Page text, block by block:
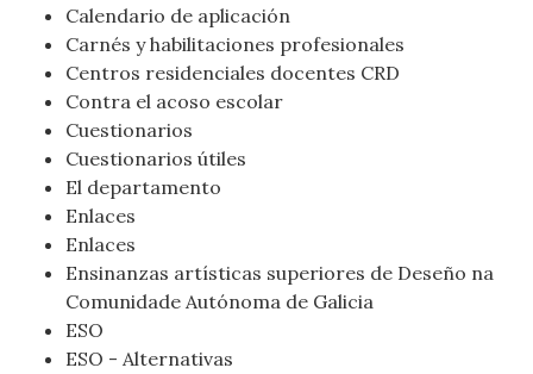
Calendario de aplicación
Carnés y habilitaciones profesionales
Centros residenciales docentes CRD
Contra el acoso escolar
Cuestionarios
Cuestionarios útiles
El departamento
Enlaces
Enlaces
Ensinanzas artísticas superiores de Deseño na
Comunidade Autónoma de Galicia
ESO
ESO - Alternativas